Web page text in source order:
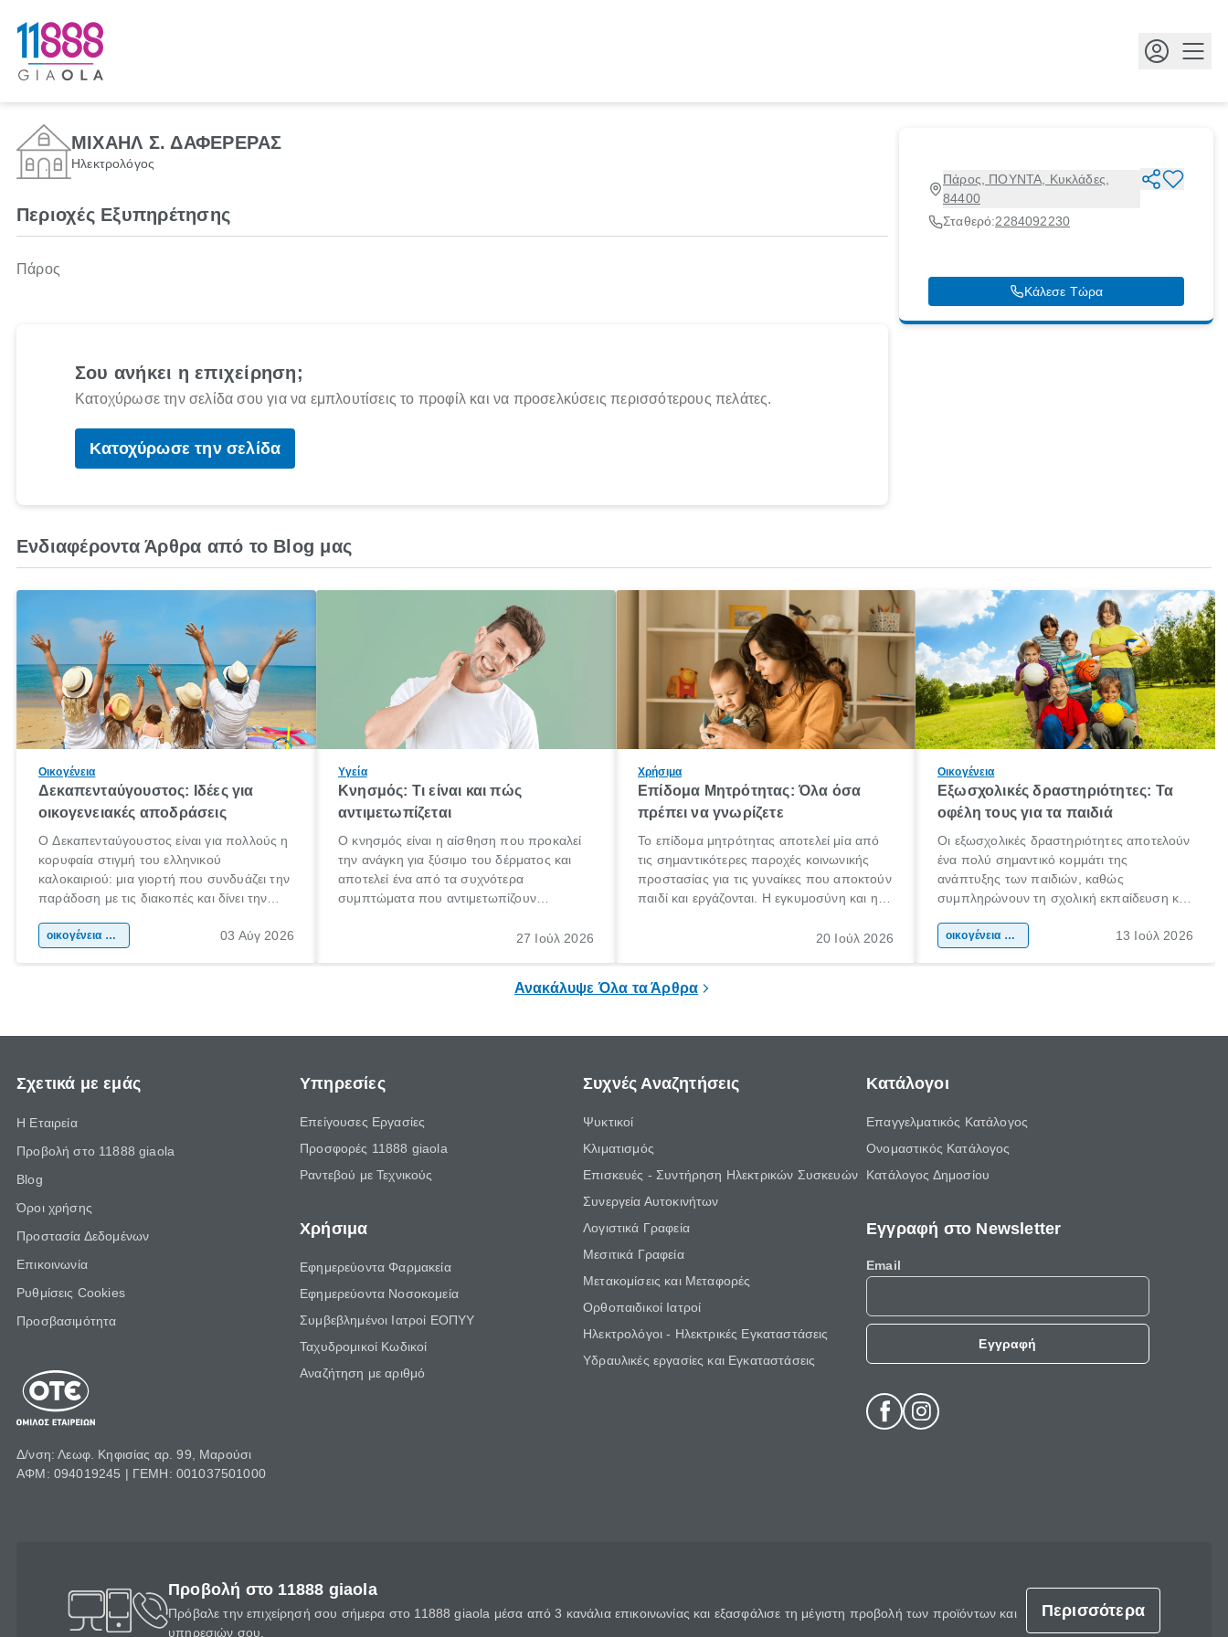
ΜΙΧΑΗΛ Σ. ΔΑΦΕΡΕΡΑΣ
Ηλεκτρολόγος
Πάρος, ΠΟΥΝΤΑ, Κυκλάδες,
84400
Σταθερό:2284092230
Κάλεσε Τώρα
Περιοχές Εξυπηρέτησης
Πάρος
Σου ανήκει η επιχείρηση;
Κατοχύρωσε την σελίδα σου για να εμπλουτίσεις το προφίλ και να προσελκύσεις περισσότερους πελάτες.
Κατοχύρωσε την σελίδα
Ενδιαφέροντα Άρθρα από το Blog μας
Οικογένεια
Δεκαπενταύγουστος: Ιδέες για
οικογενειακές αποδράσεις
Ο Δεκαπενταύγουστος είναι για πολλούς η
κορυφαία στιγμή του ελληνικού
καλοκαιριού: μια γιορτή που συνδυάζει την
παράδοση με τις διακοπές και δίνει την
χώρας. Είτε πρόκειται για λίγες μέρες
οικογένεια & παιδί 03 Αύγ 2026
Υγεία
Κνησμός: Τι είναι και πώς
αντιμετωπίζεται
Ο κνησμός είναι η αίσθηση που προκαλεί
την ανάγκη για ξύσιμο του δέρματος και
αποτελεί ένα από τα συχνότερα
συμπτώματα που αντιμετωπίζουν
πληροφορίες για το «κνησμός τι είναι»,
27 Ιούλ 2026
Χρήσιμα
Επίδομα Μητρότητας: Όλα όσα
πρέπει να γνωρίζετε
Το επίδομα μητρότητας αποτελεί μία από
τις σημαντικότερες παροχές κοινωνικής
προστασίας για τις γυναίκες που αποκτούν
παιδί και εργάζονται. Η εγκυμοσύνη και η
σημαντική περίοδος στη ζωή κάθε20 Ιούλ 2026
Οικογένεια
Εξωσχολικές δραστηριότητες: Τα
οφέλη τους για τα παιδιά
Οι εξωσχολικές δραστηριότητες αποτελούν
ένα πολύ σημαντικό κομμάτι της
ανάπτυξης των παιδιών, καθώς
συμπληρώνουν τη σχολική εκπαίδευση και
της προσωπικότητας, της κοινωνικότητας
οικογένεια & παιδί 13 Ιούλ 2026
Ανακάλυψε Όλα τα Άρθρα
Σχετικά με εμάς
Η Εταιρεία
Προβολή στο 11888 giaola
Blog
Όροι χρήσης
Προστασία Δεδομένων
Επικοινωνία
Ρυθμίσεις Cookies
Προσβασιμότητα
Δ/νση: Λεωφ. Κηφισίας αρ. 99, Μαρούσι
ΑΦΜ: 094019245 | ΓΕΜΗ: 001037501000
Υπηρεσίες
Επείγουσες Εργασίες
Προσφορές 11888 giaola
Ραντεβού με Τεχνικούς
Χρήσιμα
Εφημερεύοντα Φαρμακεία
Εφημερεύοντα Νοσοκομεία
Συμβεβλημένοι Ιατροί ΕΟΠΥΥ
Ταχυδρομικοί Κωδικοί
Αναζήτηση με αριθμό
Συχνές Αναζητήσεις
Ψυκτικοί
Κλιματισμός
Επισκευές - Συντήρηση Ηλεκτρικών Συσκευών
Συνεργεία Αυτοκινήτων
Λογιστικά Γραφεία
Μεσιτικά Γραφεία
Μετακομίσεις και Μεταφορές
Ορθοπαιδικοί Ιατροί
Ηλεκτρολόγοι - Ηλεκτρικές Εγκαταστάσεις
Υδραυλικές εργασίες και Εγκαταστάσεις
Κατάλογοι
Επαγγελματικός Κατάλογος
Ονομαστικός Κατάλογος
Κατάλογος Δημοσίου
Εγγραφή στο Newsletter
Email
Εγγραφή
Προβολή στο 11888 giaola
Πρόβαλε την επιχείρησή σου σήμερα στο 11888 giaola μέσα από 3 κανάλια επικοινωνίας και εξασφάλισε τη μέγιστη προβολή των προϊόντων και
υπηρεσιών σου.
Περισσότερα